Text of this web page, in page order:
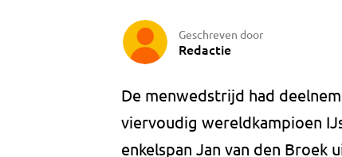
Geschreven door
Redactie
De menwedstrijd had
viervoudig wereldkampioen
enkelspan Jan van den Broek